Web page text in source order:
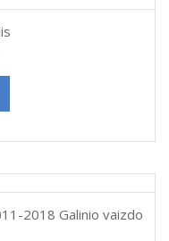
2018 Galinio vaizdo